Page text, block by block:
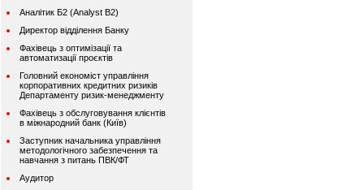
Аналітик Б2 (Analyst B2)
Директор відділення Банку
Фахівець з оптимізації та
автоматизації проєктів
Головний економіст управління
корпоративних кредитних ризиків
Департаменту ризик-менеджменту
Фахівець з обслуговування клієнтів
в міжнародний банк (Київ)
Заступник начальника управління
методологічного забезпечення та
навчання з питань ПВК/ФТ
Аудитор